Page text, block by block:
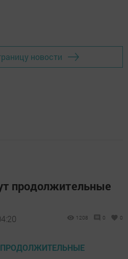
новости
продолжительные
1208 0 0